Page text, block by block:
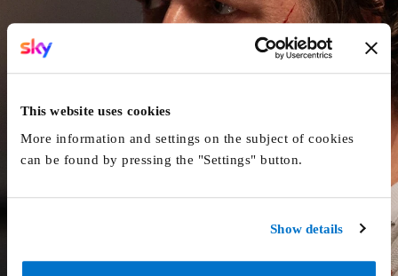
This website uses cookies
More information and settings on the subject of cookies
can be found by pressing the "Settings" button.
Show details